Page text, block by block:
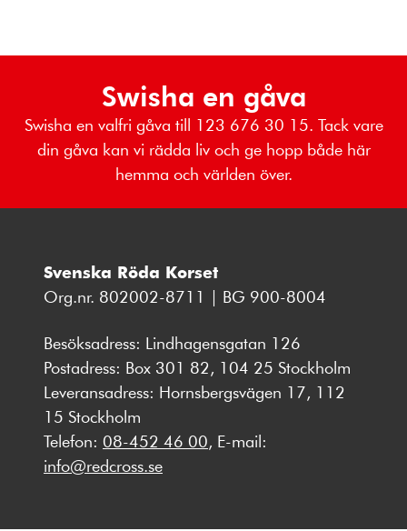
Swisha en gåva
Swisha en valfri gåva till 123 676 30 15. Tack vare
din gåva kan vi rädda liv och ge hopp både här
hemma och världen över.
Svenska Röda Korset
Org.nr. 802002-8711 | BG 900-8004
Besöksadress: Lindhagensgatan 126
Postadress: Box 301 82, 104 25 Stockholm
Leveransadress: Hornsbergsvägen 17, 112
15 Stockholm
Telefon: 08-452 46 00, E-mail:
info@redcross.se